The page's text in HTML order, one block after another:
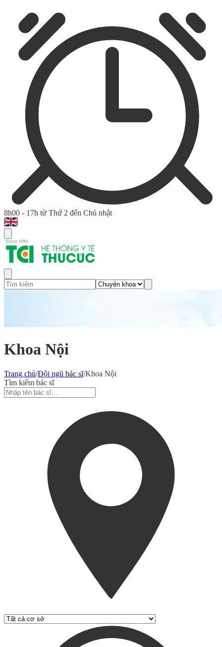
8h00 - 17h từ Thứ 2 đến Chủ nhật
Khoa Nội
Trang chủ/Đội ngũ bác sĩ/Khoa Nội
Tìm kiếm bác sĩ